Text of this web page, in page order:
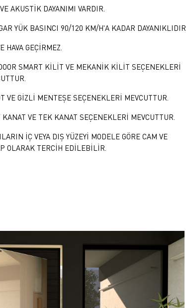
AKUSTİK DAYANIMI VARDIR.
YÜK BASINCI 90/120 KM/H'A KADAR DAYANIKLIDIR.
HAVA GEÇİRMEZ.
SMART KİLİT VE MEKANİK KİLİT SEÇENEKLERİ
VE GİZLİ MENTEŞE SEÇENEKLERİ MEVCUTTUR.
VE TEK KANAT SEÇENEKLERİ MEVCUTTUR.
İÇ VEYA DIŞ YÜZEYİ MODELE GÖRE CAM VE
OLARAK TERCİH EDİLEBİLİR.